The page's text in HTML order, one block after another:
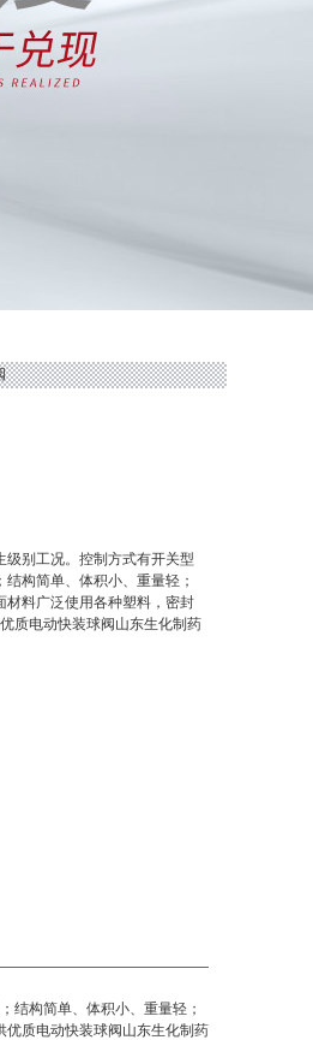
别工况。控制方式有开关型
构简单、体积小、重量轻；
材料广泛使用各种塑料，密封
质电动快装球阀山东生化制药
结构简单、体积小、重量轻；
优质电动快装球阀山东生化制药